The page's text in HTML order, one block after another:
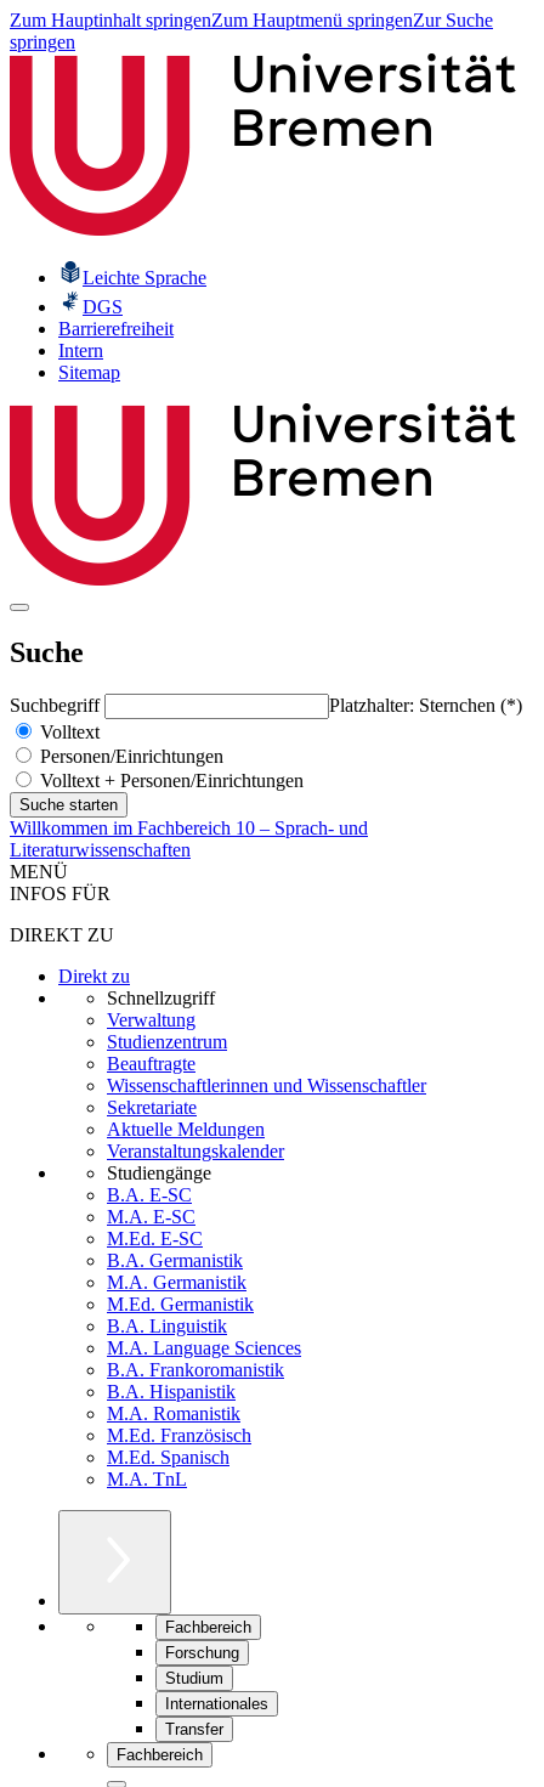
Zum Hauptinhalt springenZum Hauptmenü springenZur Suche
springen
Leichte Sprache
DGS
Barrierefreiheit
Intern
Sitemap
Suche
Suchbegriff
Platzhalter: Sternchen (*)
Volltext
Personen/Einrichtungen
Volltext + Personen/Einrichtungen
Willkommen im Fachbereich 10 – Sprach- und
Literaturwissenschaften
MENÜ
INFOS FÜR
DIREKT ZU
Direkt zu
Schnellzugriff
Verwaltung
Studienzentrum
Beauftragte
Wissenschaftlerinnen und Wissenschaftler
Sekretariate
Aktuelle Meldungen
Veranstaltungskalender
Studiengänge
B.A. E-SC
M.A. E-SC
M.Ed. E-SC
B.A. Germanistik
M.A. Germanistik
M.Ed. Germanistik
B.A. Linguistik
M.A. Language Sciences
B.A. Frankoromanistik
B.A. Hispanistik
M.A. Romanistik
M.Ed. Französisch
M.Ed. Spanisch
M.A. TnL
Fachbereich
Forschung
Studium
Internationales
Transfer
Fachbereich